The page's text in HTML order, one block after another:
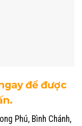
để được
Phú, Bình Chánh,